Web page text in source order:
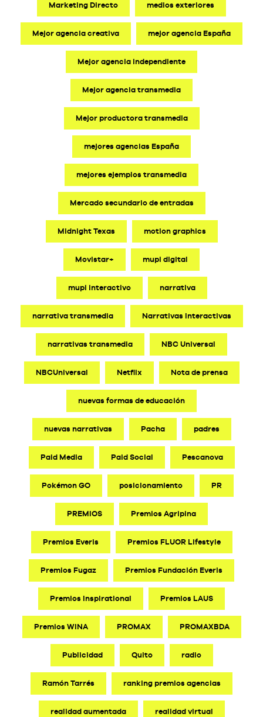
Marketing Directo medios exteriores
Mejor agencia creativa mejor agencia España
Mejor agencia independiente
Mejor agencia transmedia
Mejor productora transmedia
mejores agencias España
mejores ejemplos transmedia
Mercado secundario de entradas
Midnight Texas motion graphics
Movistar+ mupi digital
mupi interactivo narrativa
narrativa transmedia Narrativas Interactivas
narrativas transmedia NBC Universal
NBCUniversal Netflix Nota de prensa
nuevas formas de educación
nuevas narrativas Pacha padres
Paid Media Paid Social Pescanova
Pokémon GO posicionamiento PR
PREMIOS Premios Agripina
Premios Everis Premios FLUOR Lifestyle
Premios Fugaz Premios Fundación Everis
Premios Inspirational Premios LAUS
Premios WINA PROMAX PROMAXBDA
Publicidad Quito radio
Ramón Tarrés ranking premios agencias
realidad aumentada realidad virtual